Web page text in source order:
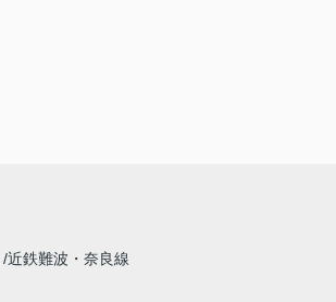
近鉄難波・奈良線